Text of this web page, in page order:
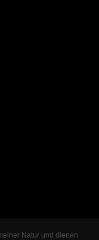
Natur und dienen